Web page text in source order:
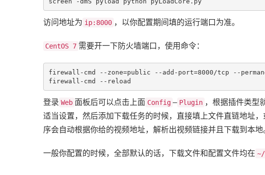
访问地址为 ip:8000 ，以你配置期间填的运行端口为准。
CentOS 7 需要开一下防火墙端口，使用命令：
firewall-cmd
--zone=public --add-port=8000/tcp --
firewall-cmd
--reload
登录 Web 面板后可以点击上面 Config – Plugin ，根据插件类型
适当设置，然后添加下载任务的时候，直接填上文件直链地址
序会自动根据你给的视频地址，解析出视频链接并且下载到本地
一般你配置的时候，全部默认的话，下载文件和配置文件均在